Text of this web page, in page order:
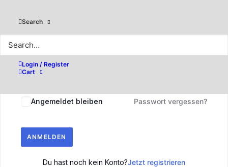
Search
Login / Register
Cart
Angemeldet bleiben Passwort vergessen?
ANMELDEN
Du hast noch kein Konto?Jetzt registrieren